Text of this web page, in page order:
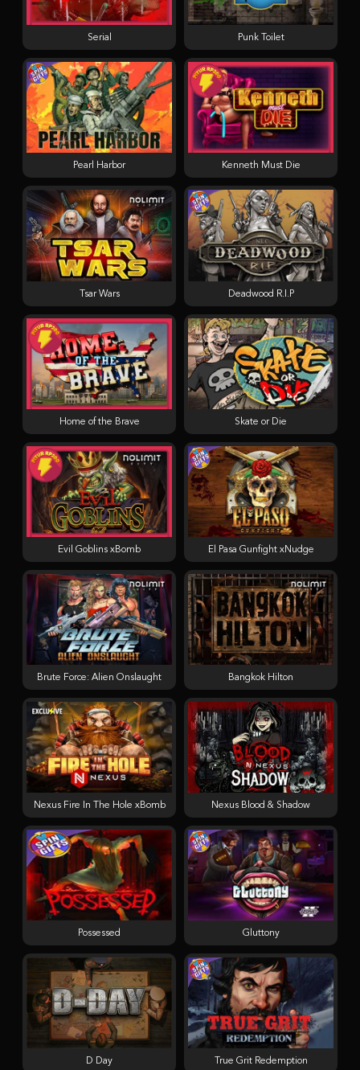
Nexus Blood & Shadow
Nexus Fire In The Hole xBomb
Tsar Wars
Home of the Brave Skate or Die
Deadwood R.I.P
Bangkok Hilton
Brute Force: Alien Onslaught
Kenneth Must Die
El Pasa Gunfight xNudge
Evil Goblins xBomb
Gluttony
Serial Punk Toilet
Possessed
Pearl Harbor
True Grit Redemption
D Day